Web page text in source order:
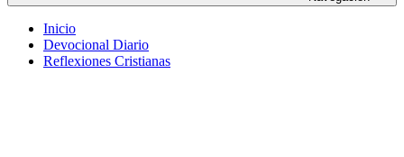
Inicio
Devocional Diario
Reflexiones Cristianas